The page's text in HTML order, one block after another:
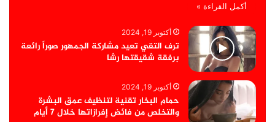
أكمل القراءة »
أكتوبر 19, 2024
ترف التقي تعيد مشاركة الجمهور صوراً رائعة
برفقة شقيقتها رشا
أكتوبر 19, 2024
حمام البخار تقنية لتنظيف عمق البشرة
والتخلص من فائض إفرازاتها خلال 7 أيام